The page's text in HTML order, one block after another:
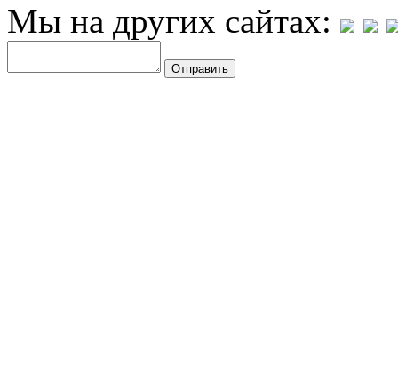
Мы на других сайтах: